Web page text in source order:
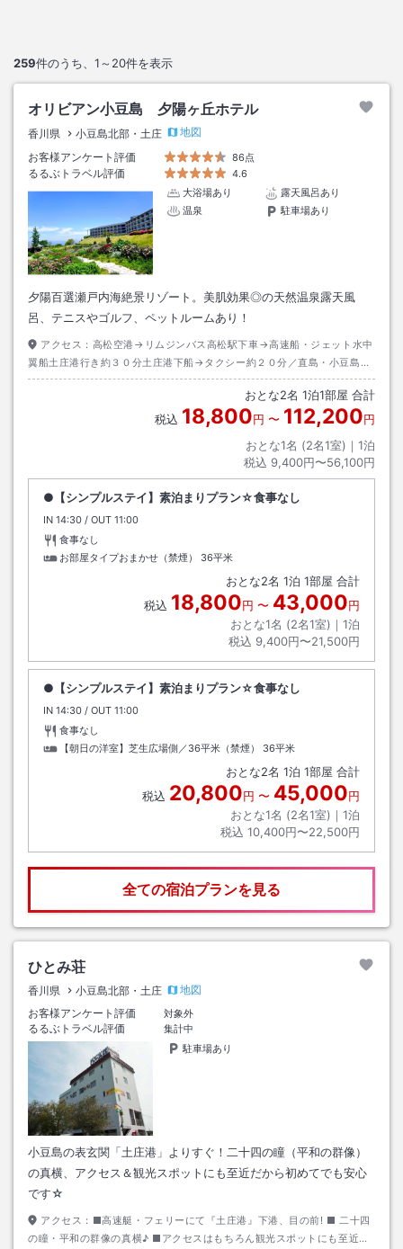
259件のうち、 1～20件を表示
オリビアン小豆島 夕陽ヶ丘ホテル
香川県 小豆島北部・土庄
地図
お客様アンケート評価
86点
るるぶトラベル評価
4.6
大浴場あり
露天風呂あり
温泉
駐車場あり
夕陽百選瀬戸内海絶景リゾート。美肌効果◎の天然温泉露天風
呂、テニスやゴルフ、ペットルームあり！
アクセス： 高松空港→リムジンバス高松駅下車→高速船・ジェット水中
翼船土庄港行き約３０分土庄港下船→タクシー約２０分／直島・小豆島間
チャーターフェリー
おとな2名 1泊1部屋 合計
税込 18,800円 〜 112,200円
おとな1名 (2名1室)｜ 1泊
税込 9,400円〜56,100円
●【シンプルステイ】素泊まりプラン☆食事なし
IN チェックイン
14:30 / OUT チェックアウト
11:00
食事なし
お部屋タイプおまかせ（禁煙）
36平米
おとな2名 1泊 1部屋 合計
税込 18,800円 〜 43,000円
おとな1名 (2名1室)｜ 1泊
税込 9,400円〜21,500円
●【シンプルステイ】素泊まりプラン☆食事なし
IN チェックイン
14:30 / OUT チェックアウト
11:00
食事なし
【朝日の洋室】芝生広場側／36平米（禁煙）
36平米
おとな2名 1泊 1部屋 合計
税込 20,800円 〜 45,000円
おとな1名 (2名1室)｜ 1泊
税込 10,400円〜22,500円
全ての宿泊プランを見る
ひとみ荘
香川県 小豆島北部・土庄
地図
お客様アンケート評価
対象外
るるぶトラベル評価
集計中
駐車場あり
小豆島の表玄関「土庄港」よりすぐ！二十四の瞳（平和の群像）
の真横、アクセス＆観光スポットにも至近だから初めてでも安心
です☆
アクセス： ■高速艇・フェリーにて『土庄港』下港、目の前! ■ 二十四
の瞳・平和の群像の真横♪ ■アクセスはもちろん観光スポットにも至近な